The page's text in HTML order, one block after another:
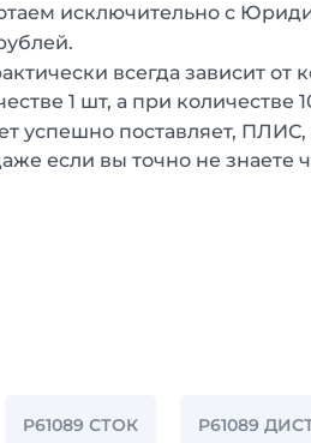
исключительно с
всегда зависит от
1 шт, а при количестве
успешно поставляет, ПЛИС,
если вы точно не
P61089 СТОК P61089